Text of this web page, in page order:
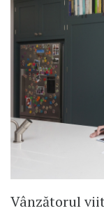
Vânzătorul